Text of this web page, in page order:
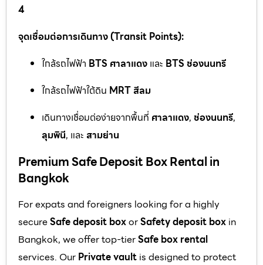
4
จุดเชื่อมต่อการเดินทาง (Transit Points):
ใกล้รถไฟฟ้า BTS ศาลาแดง และ BTS ช่องนนทรี
ใกล้รถไฟฟ้าใต้ดิน MRT สีลม
เดินทางเชื่อมต่อง่ายจากพื้นที่ ศาลาแดง, ช่องนนทรี,
ลุมพินี, และ สามย่าน
Premium Safe Deposit Box Rental in
Bangkok
For expats and foreigners looking for a highly
secureSafe deposit boxorSafety deposit box in
Bangkok, we offer top-tierSafe box rental
services. Our Private vault is designed to protect